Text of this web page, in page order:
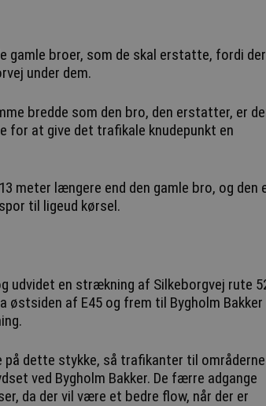
gamle broer, som de skal erstatte, fordi der
under dem.
bredde som den bro, den erstatter, er
for at give det trafikale knudepunkt en
meter længere end den gamle bro, og den
til ligeud kørsel.
udvidet en strækning af Silkeborgvej rute
af E45 og frem til Bygholm Bakker
på dette stykke, så trafikanter til områderne
ved Bygholm Bakker. De færre adgange
da der vil være et bedre flow, når der er